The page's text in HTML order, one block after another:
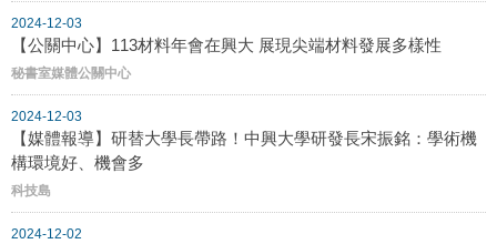
2024-12-03
【公關中心】113材料年會在興大 展現尖端材料發展多樣性
秘書室媒體公關中心
2024-12-03
【媒體報導】研替大學長帶路！中興大學研發長宋振銘：學術機
構環境好、機會多
科技島
2024-12-02